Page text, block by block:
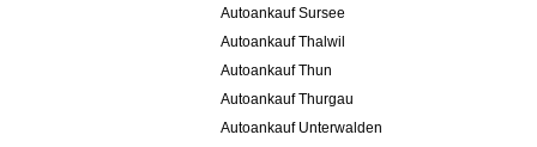
Autoankauf Sursee
Autoankauf Thalwil
Autoankauf Thun
Autoankauf Thurgau
Autoankauf Unterwalden